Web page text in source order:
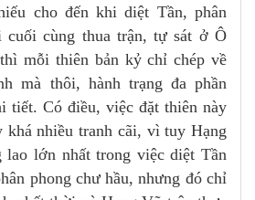
cho đến khi diệt Tần, phân
cuối cùng thua trận, tự sát ở Ô
mỗi thiên bản kỷ chỉ chép về
mà thôi, hành trạng đa phần
tiết. Có điều, việc đặt thiên này
khá nhiều tranh cãi, vì tuy Hạng
lao lớn nhất trong việc diệt Tần
phong chư hầu, nhưng đó chỉ